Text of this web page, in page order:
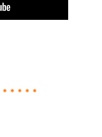
＊＊＊＊